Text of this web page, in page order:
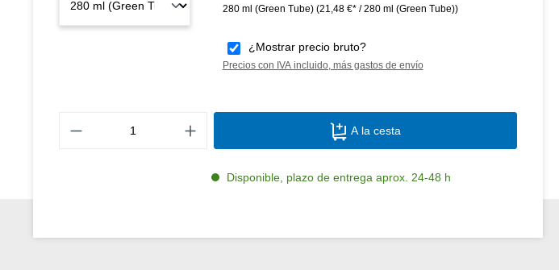
280 ml (Green Tube) (21,48 €* / 280 ml (Green Tube))
¿Mostrar precio bruto?
Precios con IVA incluido, más gastos de envío
Cantidad del producto: introduce la
A la cesta
Disponible, plazo de entrega aprox. 24-48 h